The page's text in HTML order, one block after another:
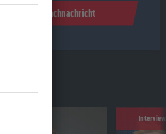
Sprachnachricht
Interviews